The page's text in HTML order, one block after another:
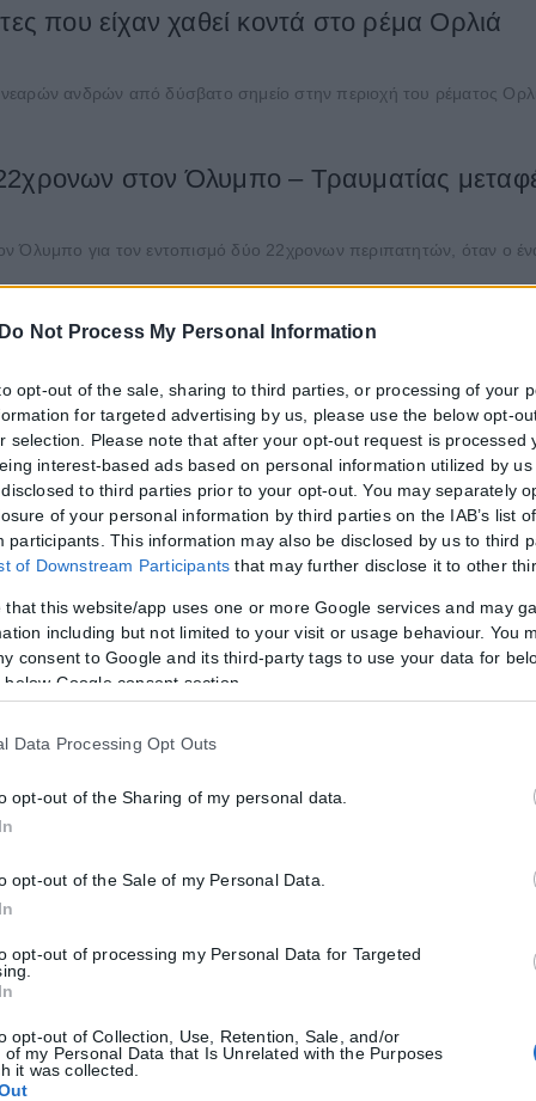
Do Not Process My Personal Information
opt-out of the sale, sharing to third parties, or processing of your
for targeted advertising by us, please use the below opt-
selection. Please note that after your opt-out request is processed
interest-based ads based on personal information utilized by
to third parties prior to your opt-out. You may separately
of your personal information by third parties on the IAB’s list of
participants. This information may also be disclosed by us to third
of Downstream Participants that may further disclose it to other
that this website/app uses one or more Google services and may
including but not limited to your visit or usage behaviour. You
consent to Google and its third-party tags to use your data for
Google consent section.
Data Processing Opt Outs
opt-out of the Sharing of my personal data.
opt-out of the Sale of my Personal Data.
opt-out of processing my Personal Data for Targeted
opt-out of Collection, Use, Retention, Sale, and/or
of my Personal Data that Is Unrelated with the Purposes
it was collected.
που είχαν χαθεί κοντά στο ρέμα Ορλιά
ανδρών από δύσβατο σημείο στην περιοχή του ρέματος
στον Όλυμπο – Τραυματίας
Όλυμπο για τον εντοπισμό δύο 22χρονων περιπατητών, όταν ο
δύο γυναικών ολοκληρώθηκε τα
Κυριακής στον Όλυμπο όταν η Πυροσβεστική Υπηρεσία
η σορός που εντοπίστηκε στον
ο οποίος αγνοούταν από την Τετάρτη στον Όλυμπο,
του 25χρονου Ισπανού ορειβάτη στον
Ισπανού ορειβάτη στον Όλυμπο, ο οποίος ξεκίνησε την
στον Όλυμπο – Ξεκίνησε μόνος του για την
ορειβάτη στον Όλυμπος, με μεγάλη επιχείρηση έρευνας και
(video)